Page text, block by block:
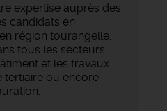
expertise auprès des
candidats en
région tourangelle.
tous les secteurs
et les travaux
tertiaire ou encore